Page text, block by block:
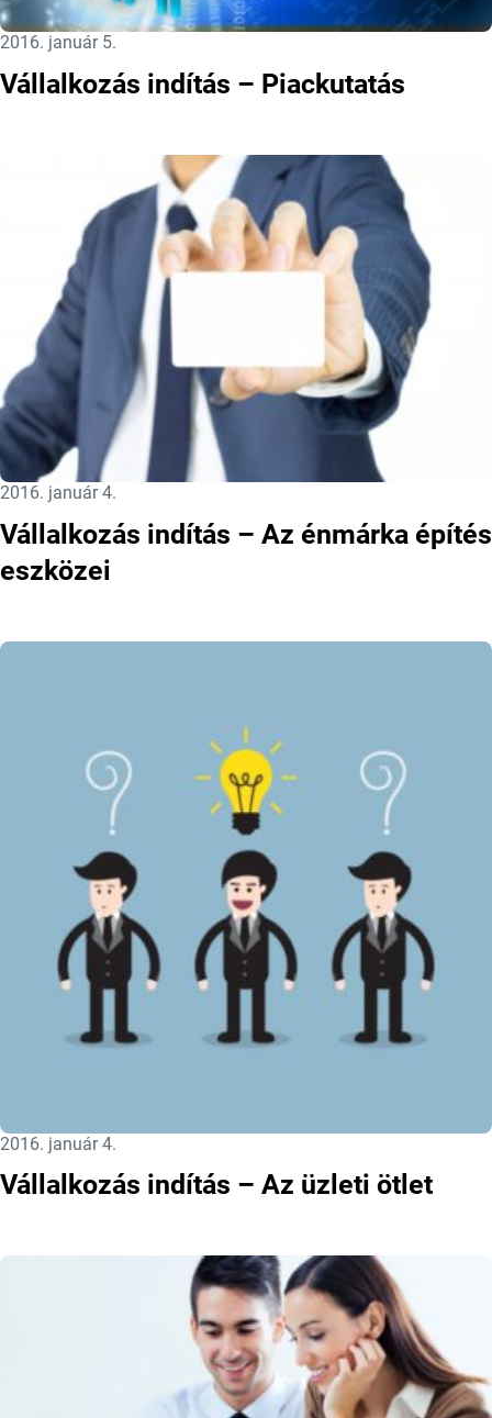
Közzétéve:
2016. január 5.
Vállalkozás indítás – Piackutatás
Közzétéve:
2016. január 4.
Vállalkozás indítás – Az énmárka építés
eszközei
Közzétéve:
2016. január 4.
Vállalkozás indítás – Az üzleti ötlet